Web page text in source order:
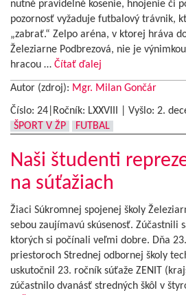
nutné pravidelné kosenie, hnojenie či
pozornosť vyžaduje futbalový trávnik,
„zabrať.“ Zelpo aréna, v ktorej hráva
Železiarne Podbrezová, nie je
hracou … Čítať ďalej
Autor (zdroj): Mgr. Milan Gončár
Číslo: 24|Ročník: LXXVIII | Vyšlo: 2.
ŠPORT V ŽP
FUTBAL
Naši študenti
na súťažiach
Žiaci Súkromnej spojenej školy
sebou zaujímavú skúsenosť. Zúčastnili
ktorých si počínali veľmi dobre. Dňa
priestoroch Strednej odbornej školy
uskutočnil 23. ročník súťaže ZENIT
zúčastnilo dvanásť stredných škôl v